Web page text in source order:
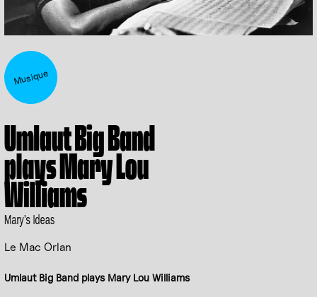
Musique
Umlaut Big Band
plays Mary Lou
Williams
Mary’s Ideas
Le Mac Orlan
Umlaut Big Band plays Mary Lou Williams